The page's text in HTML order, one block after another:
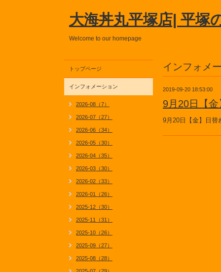
大海丼丸平塚店| 平塚
Welcome to our homepage
インフォメ
2019-09-20 18:53:00
9月20日【
9月20日【金】日替
トップページ
インフォメーション
2026-08（7）
2026-07（27）
2026-06（34）
2026-05（30）
2026-04（35）
2026-03（30）
2026-02（33）
2026-01（26）
2025-12（30）
2025-11（31）
2025-10（26）
2025-09（27）
2025-08（28）